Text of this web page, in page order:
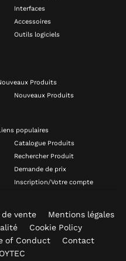
Interfaces
Accessoires
Outils logiciels
Produits
Nouveaux Produits
populaires
Catalogue Produits
Rechercher Produit
Demande de prix
Inscription/Votre compte
vente
Mentions légales
Cookie Policy
of Conduct
Contact